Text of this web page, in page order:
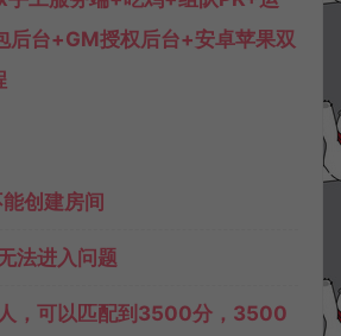
后台+GM授权后台+安卓苹果双
创建房间
法进入问题
，可以匹配到3500分，3500